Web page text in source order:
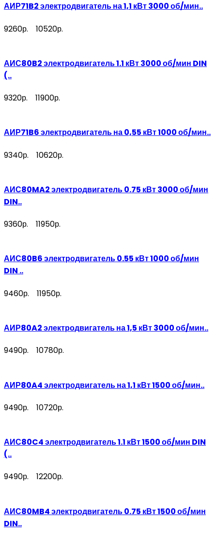
АИР71B2 электродвигатель на 1,1 кВт 3000 об/мин..
9260р. 10520р.
АИС80B2 электродвигатель 1.1 кВт 3000 об/мин DIN
(..
9320р. 11900р.
АИР71B6 электродвигатель на 0,55 кВт 1000 об/мин..
9340р. 10620р.
АИС80MA2 электродвигатель 0.75 кВт 3000 об/мин
DIN..
9360р. 11950р.
АИС80B6 электродвигатель 0.55 кВт 1000 об/мин
DIN ..
9460р. 11950р.
АИР80A2 электродвигатель на 1,5 кВт 3000 об/мин..
9490р. 10780р.
АИР80A4 электродвигатель на 1,1 кВт 1500 об/мин..
9490р. 10720р.
АИС80C4 электродвигатель 1.1 кВт 1500 об/мин DIN
(..
9490р. 12200р.
АИС80MB4 электродвигатель 0.75 кВт 1500 об/мин
DIN..